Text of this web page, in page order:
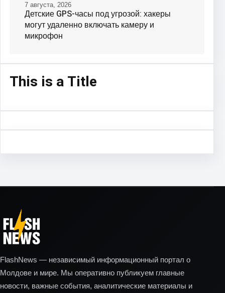
Детские GPS-часы под угрозой: хакеры
могут удаленно включать камеру и
микрофон
7 августа, 2026
This is a Title
FlashNews — независимый информационный портал о
Молдове и мире. Мы оперативно публикуем главные
новости, важные события, аналитические материалы и